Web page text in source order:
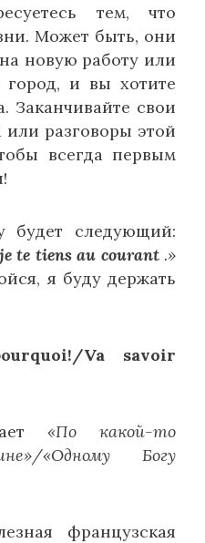
тем, что
Может быть, они
новую работу или
город, и вы хотите
Заканчивайте свои
разговоры этой
всегда первым
будет следующий:
je te tiens au courant .»
я буду держать
Va savoir
«По какой-то
«Одному Богу
французская